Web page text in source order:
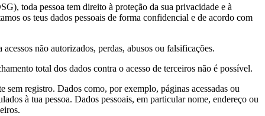
toda pessoa tem direito à proteção da sua privacidade e à
os teus dados pessoais de forma confidencial e de acordo com
não autorizados, perdas, abusos ou falsificações.
total dos dados contra o acesso de terceiros não é possível.
sem registro. Dados como, por exemplo, páginas acessadas ou
à tua pessoa. Dados pessoais, em particular nome, endereço ou